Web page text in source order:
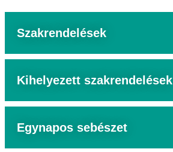
Szakrendelések
Kihelyezett szakrendelések
Egynapos sebészet